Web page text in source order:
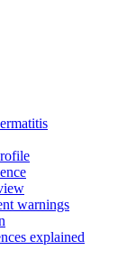
warnings
explained